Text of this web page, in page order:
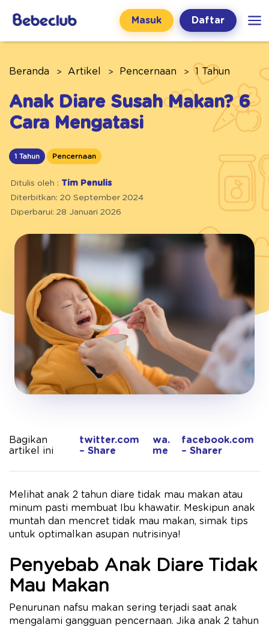
Masuk Daftar
Beranda Artikel Pencernaan 1 Tahun
Anak Diare Susah Makan? 6
Cara Mengatasi
1 Tahun Pencernaan
Ditulis oleh : Tim Penulis
Diterbitkan: 20 September 2024
Diperbarui: 28 Januari 2026
Bagikan
artikel ini
twitter.com
– Share
wa.
me
facebook.com
– Sharer
Melihat anak 2 tahun diare tidak mau makan atau
minum pasti membuat Ibu khawatir. Meskipun anak
muntah dan mencret tidak mau makan, simak tips
untuk optimalkan asupan nutrisinya!
Penyebab Anak Diare Tidak
Mau Makan
Penurunan nafsu makan sering terjadi saat anak
mengalami gangguan pencernaan. Jika anak 2 tahun